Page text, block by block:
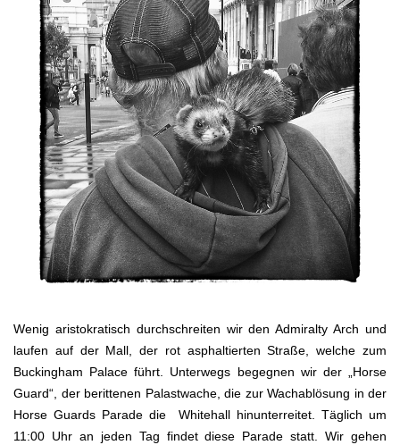
Wenig aristokratisch durchschreiten wir den Admiralty Arch und
laufen auf der Mall, der rot asphaltierten Straße, welche zum
Buckingham Palace führt. Unterwegs begegnen wir der „Horse
Guard“, der berittenen Palastwache, die zur Wachablösung in der
Horse Guards Parade die Whitehall hinunterreitet. Täglich um
11:00 Uhr an jeden Tag findet diese Parade statt. Wir gehen